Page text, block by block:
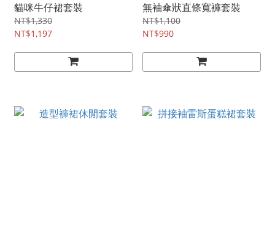
貓咪牛仔裙套裝
NT$1,330
NT$1,197
無袖傘狀直條寬褲套裝
NT$1,100
NT$990